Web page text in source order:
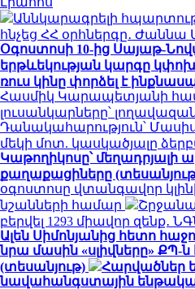
Աննկարագրելի
հնչեց ՀՀ օրհներգը․ Ժաննա
Օգոստոսի 10-ից Սայաթ-
երթևեկության կարգը
ռուս կինը փորձել է
Հասմիկ Կարապետյանի
լուսանկարները՝
Դանակահարություն՝
մեկի մոտ. կասկածյալը
Կաթողիկոսը՝ մեղադրյալի
քաղաքացիները
օգոստոսը վտանգավոր
նշանների համար
բերվել 1293 միավոր զենք․
Ալեն Սիմոնյանից հետո
նրա մասին «սլիվները» ՔՊ-
(տեսանյութ)
Հարվածներ
նավահանգստային